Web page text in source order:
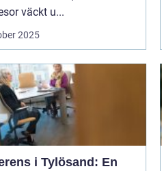
väckt u...
2025
i Tylösand: En